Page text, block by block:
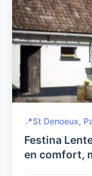
📍St Denoeux,
Festina
en comfort,